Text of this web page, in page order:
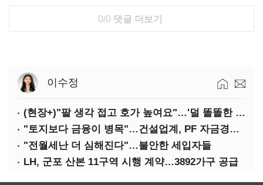
0/0 댓글 더보기
이수정
(현장+)"팔 생각 접고 호가 높여요"…'덜 똘똘한 한 채' 20억 키맞추기
"토지보다 금융이 병목"…건설업계, PF 자금경색 해소 목소리
"전월세난 더 심해진다"…불안한 세입자들
LH, 군포 산본 11구역 시행 계약…3892가구 공급